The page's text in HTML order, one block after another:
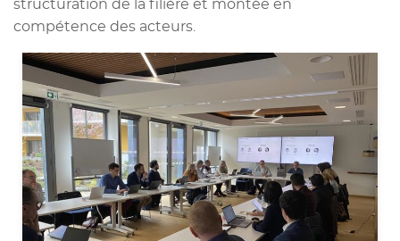
structuration de la filière et montée en
compétence des acteurs.